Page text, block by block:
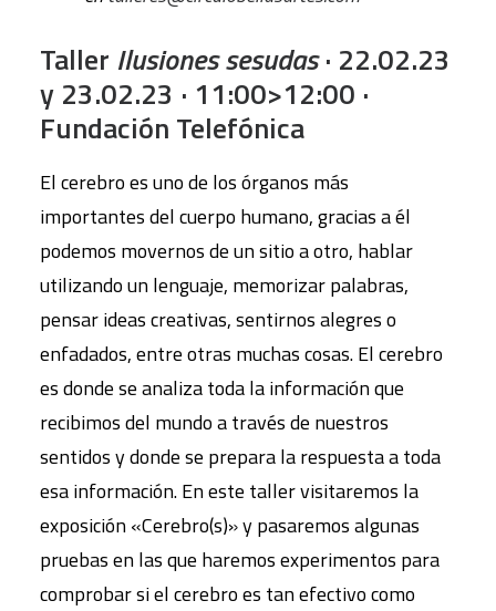
Taller Ilusiones sesudas· 22.02.23
y 23.02.23 · 11:00>12:00 ·
Fundación Telefónica
El cerebro es uno de los órganos más
importantes del cuerpo humano, gracias a él
podemos movernos de un sitio a otro, hablar
utilizando un lenguaje, memorizar palabras,
pensar ideas creativas, sentirnos alegres o
enfadados, entre otras muchas cosas. El cerebro
es donde se analiza toda la información que
recibimos del mundo a través de nuestros
sentidos y donde se prepara la respuesta a toda
esa información. En este taller visitaremos la
exposición «Cerebro(s)» y pasaremos algunas
pruebas en las que haremos experimentos para
comprobar si el cerebro es tan efectivo como